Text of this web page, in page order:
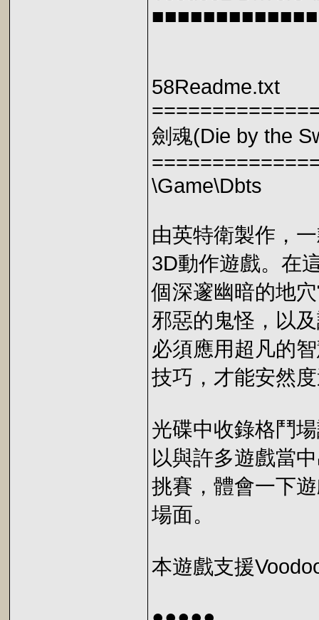
58Readme.txt
劍魂(Die by the
\Game\Dbts
由英特衛製作，
3D動作遊戲。在
個深邃幽暗的地
邪惡的鬼怪，以
必須應用超凡的
技巧，才能安然
光碟中收錄格鬥
以與許多遊戲當
挑賽，體會一下
場面。
本遊戲支援